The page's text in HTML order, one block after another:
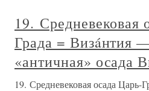
19. Средневековая
Града = Визáнтия
«античная» осада
19. Средневековая осада